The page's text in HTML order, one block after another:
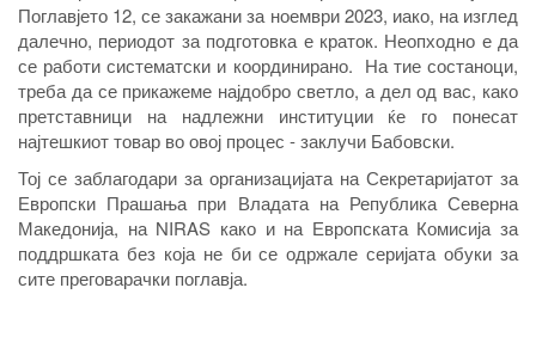
Поглавјето 12, се закажани за ноември 2023, иако, на изглед
далечно, периодот за подготовка е краток. Неопходно е да
се работи систематски и координирано. На тие состаноци,
треба да се прикажеме најдобро светло, а дел од вас, како
претставници на надлежни институции ќе го понесат
најтешкиот товар во овој процес - заклучи Бабовски.
Тој се заблагодари за организацијата на Секретаријатот за
Европски Прашања при Владата на Република Северна
Македонија, на NIRAS како и на Европската Комисија за
поддршката без која не би се одржале серијата обуки за
сите преговарачки поглавја.